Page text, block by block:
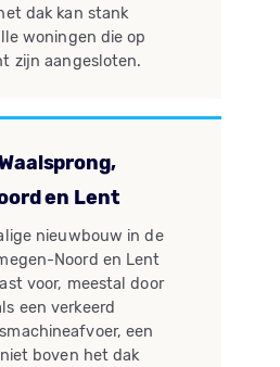
dak kan stank
woningen die op
zijn aangesloten.
en Lent
nieuwbouw in de
Noord en Lent
voor, meestal door
een verkeerd
een
boven het dak